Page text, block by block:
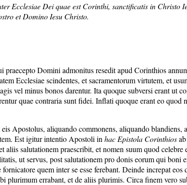
Ecclesiae Dei quae est Corinthi, sanctificatis in
et Domino Iesu Christo.
Domini admonitus resedit apud Corinthios
Ecclesiae scindentes, et sacramentorum virtutem, et
vel minus bonos darentur. Ita quoque subversi erant ut
quae contraria sunt fidei. Inflati quoque erant eo
Apostolus, aliquando commonens, aliquando blandiens,
Est igitur intentio Apostoli in hac Epistola Corinthios
salutationem praescribit, et nomen suum quod
ut servus, post salutationem pro donis eorum qui boni
quem inter se esse ferebant. Deinde increpat
plurimum errabant, et de aliis plurimis. Circa finem vero